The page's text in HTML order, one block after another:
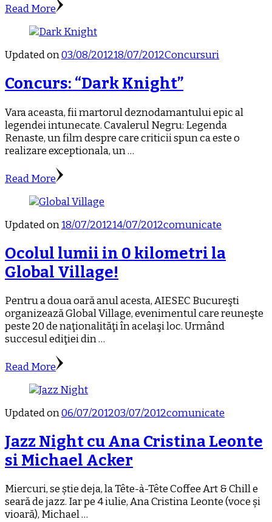
Read More
Updated on03/08/201218/07/2012Concursuri
Concurs: “Dark Knight”
Vara aceasta, fii martorul deznodamantului epic al
legendei intunecate. Cavalerul Negru: Legenda
Renaste, un film despre care criticii spun ca este o
realizare exceptionala, un …
Read More
Updated on18/07/201214/07/2012comunicate
Ocolul lumii in 0 kilometri la
Global Village!
Pentru a doua oară anul acesta, AIESEC Bucureşti
organizează Global Village, evenimentul care reuneşte
peste 20 de naţionalităţi în acelaşi loc. Urmând
succesul ediţiei din …
Read More
Updated on06/07/201203/07/2012comunicate
Jazz Night cu Ana Cristina Leonte
si Michael Acker
Miercuri, se știe deja, la Tête-à-Tête Coffee Art & Chill e
seară de jazz. Iar pe 4 iulie, Ana Cristina Leonte (voce și
vioară), Michael …